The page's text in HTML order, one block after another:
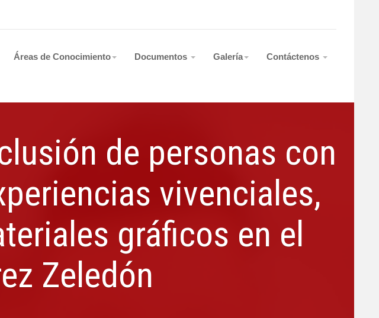
Áreas de Conocimiento Documentos Galería Contáctenos
de personas con
vivenciales,
gráficos en el
Zeledón